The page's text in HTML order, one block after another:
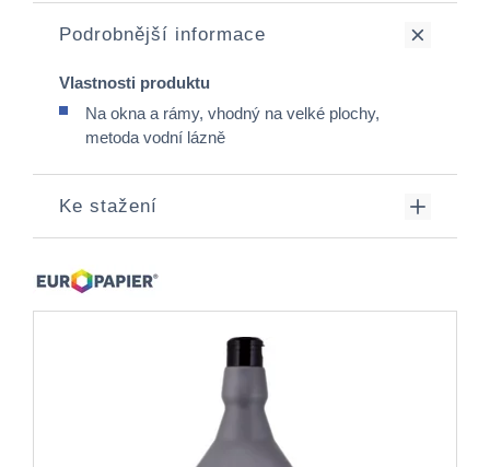
Podrobnější informace
Vlastnosti produktu
Na okna a rámy, vhodný na velké plochy,
metoda vodní lázně
Ke stažení